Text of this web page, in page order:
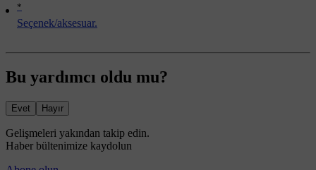
*
Seçenek/aksesuar.
Bu yardımcı oldu mu?
Evet Hayır